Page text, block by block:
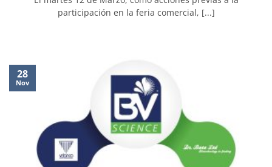
participación en la feria comercial, [...]
28
Nov